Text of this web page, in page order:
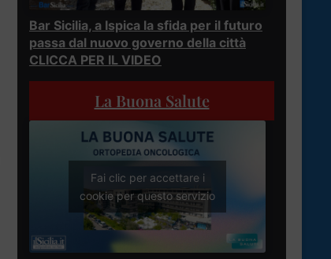
Bar Sicilia, a Ispica la sfida per il futuro
passa dal nuovo governo della città
CLICCA PER IL VIDEO
La Buona Salute
Fai clic per accettare i
cookie per questo servizio